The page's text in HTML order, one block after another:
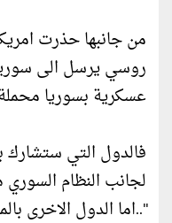
من جانبها حذرت
عسكرية بسوريا
فالدول التي
لجانب النظام
"..اما الدول الاخرى